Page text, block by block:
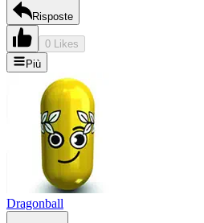
Risposte
0 Likes
Più
Dragonball